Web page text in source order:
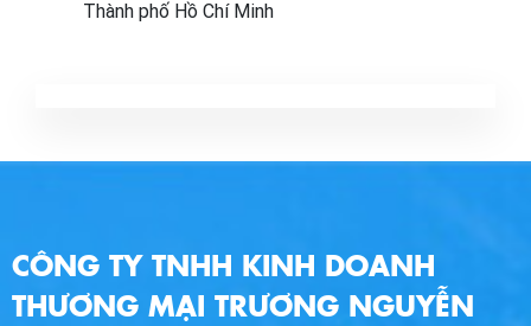
Thành phố Hồ Chí Minh
CÔNG TY TNHH KINH DOANH
THƯƠNG MẠI TRƯƠNG NGUYỄN